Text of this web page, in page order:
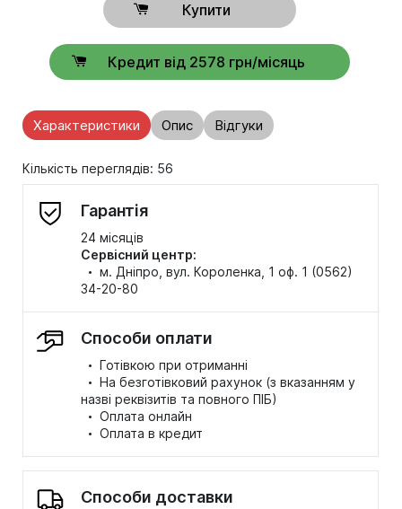
Купити
Кредит від 2578 грн/місяць
Характеристики Опис Відгуки
Кількість переглядів: 56
Гарантія
24 місяців
Сервісний центр:
· м. Дніпро, вул. Короленка, 1 оф. 1 (0562)
34-20-80
Способи оплати
· Готівкою при отриманні
· На безготівковий рахунок (з вказанням у
назві реквізитів та повного ПІБ)
· Оплата онлайн
· Оплата в кредит
Способи доставки